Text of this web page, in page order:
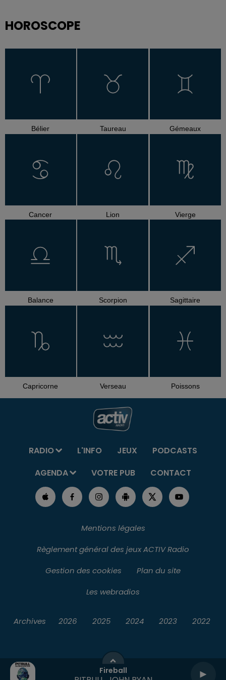
Fireball
HOROSCOPE
Bélier Taureau Gémeaux
Cancer Lion Vierge
Balance Scorpion Sagittaire
Capricorne Verseau Poissons
RADIO L'INFO JEUX
PODCASTS
AGENDA
VOTRE PUB CONTACT
Mentions légales
Règlement général des jeux ACTIV Radio
Gestion des cookies
Plan du site
Les webradios
Archives 2026 2025 2024 2023 2022